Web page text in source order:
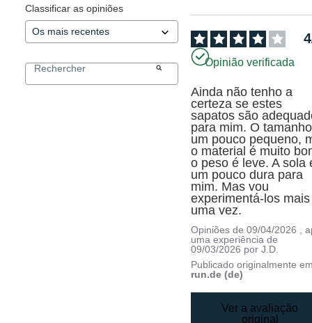
Classificar as opiniões
4
Opinião verificada
Ainda não tenho a
certeza se estes
sapatos são
para mim. O
um pouco pequeno,
o material é muito
o peso é leve. A sola
um pouco dura para
mim. Mas vou
experimentá-los mais
uma vez.
Opiniões de09/04/2026
,
uma experiência de
09/03/2026 porJ.D.
Publicado originalmente
run.de (de)
Ver a avaliação
original